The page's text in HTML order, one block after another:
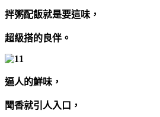
拌粥配飯就是要這味，
超級搭的良伴。
逼人的鮮味，
聞香就引人入口，